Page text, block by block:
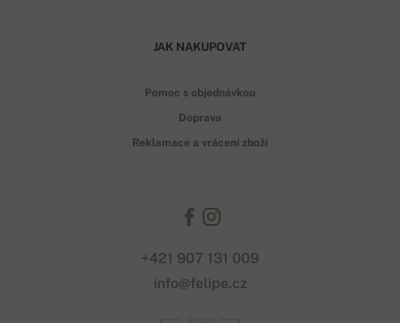
JAK NAKUPOVAT
Pomoc s objednávkou
Doprava
Reklamace a vrácení zboží
+421 907 131 009
info@felipe.cz